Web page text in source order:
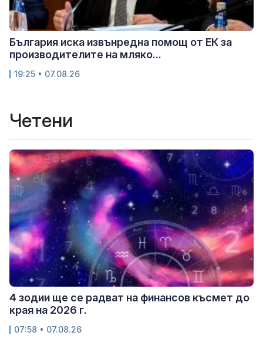
България иска извънредна помощ от ЕК за
производителите на мляко...
19:25 • 07.08.26
Четени
4 зодии ще се радват на финансов късмет до
края на 2026 г.
07:58 • 07.08.26